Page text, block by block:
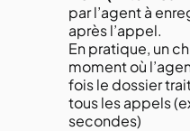
par l’agent à
après l’appel.
En pratique, un
moment où
fois le dossier
tous les appels
secondes)